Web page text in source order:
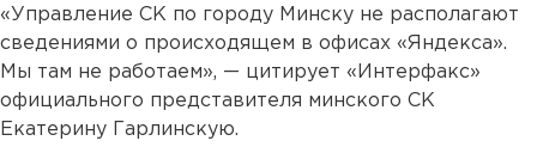
«Управление СК по городу Минску не располагают
сведениями о происходящем в офисах «Яндекса».
Мы там не работаем», — цитирует «Интерфакс»
официального представителя минского СК
Екатерину Гарлинскую.